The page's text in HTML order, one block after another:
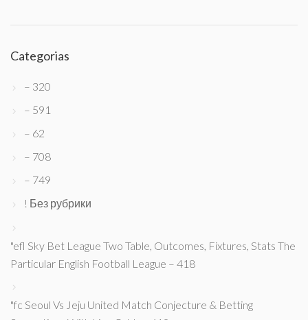
Categorias
– 320
– 591
– 62
– 708
– 749
! Без рубрики
"efl Sky Bet League Two Table, Outcomes, Fixtures, Stats The
Particular English Football League – 418
"fc Seoul Vs Jeju United Match Conjecture & Betting